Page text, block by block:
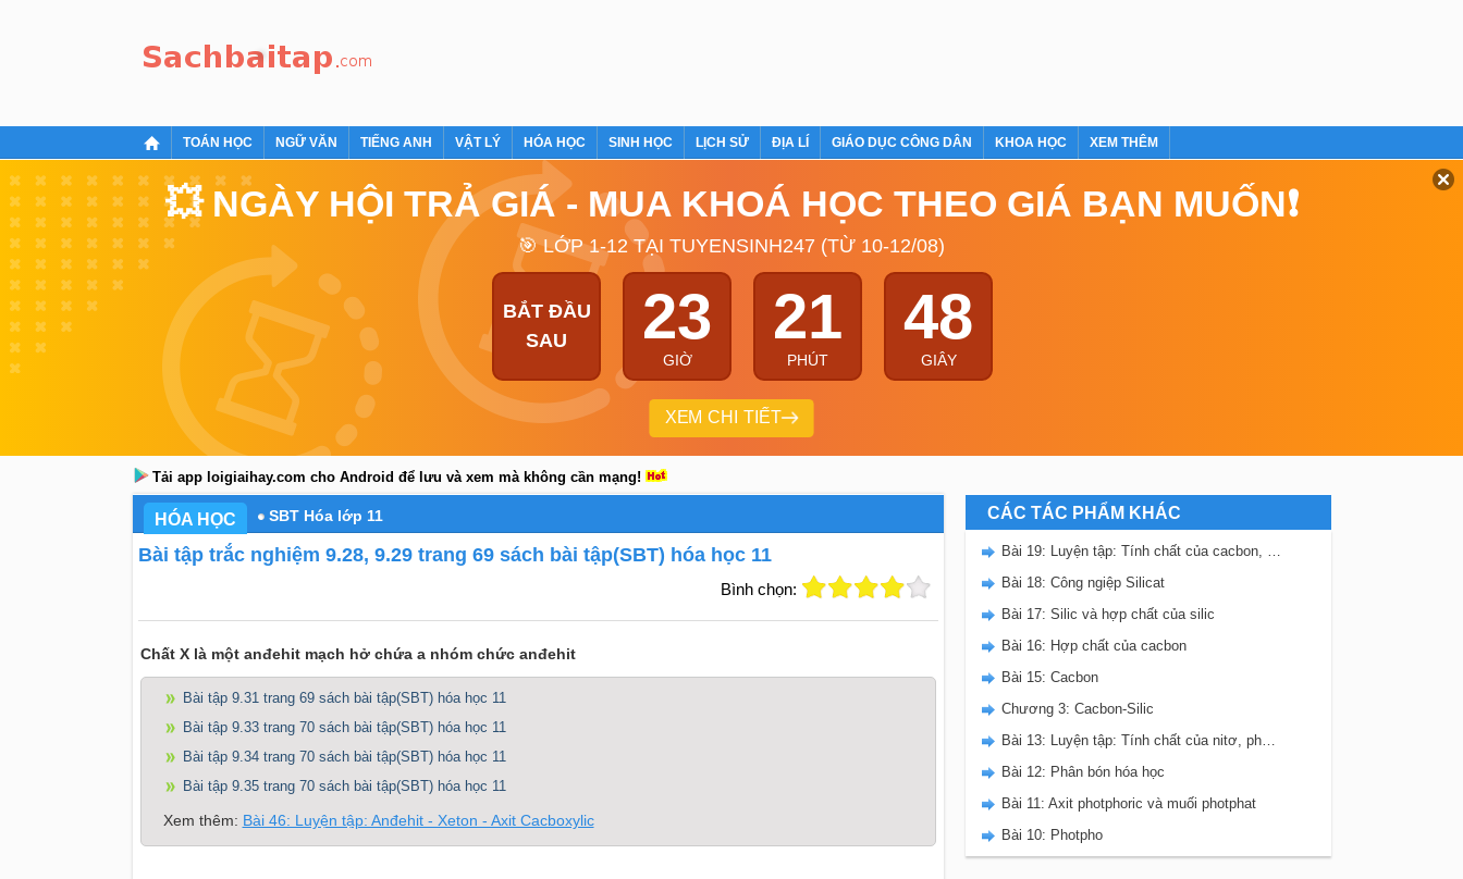
TOÁN HỌC NGỮ VĂN TIẾNG ANH VẬT LÝ HÓA HỌC SINH HỌC LỊCH SỬ ĐỊA LÍ GIÁO DỤC CÔNG DÂN KHOA HỌC XEM THÊM
💥 NGÀY HỘI TRẢ GIÁ - MUA KHOÁ HỌC THEO GIÁ BẠN MUỐN❗
🎯 LỚP 1-12 TẠI TUYENSINH247 (TỪ 10-12/08)
BẮT ĐẦU
SAU
23
GIỜ
21
PHÚT
47
GIÂY
XEM CHI TIẾT
Tải app loigiaihay.com cho Android để lưu và xem mà không cần mạng!
HÓA HỌC SBT Hóa lớp 11
Bài tập trắc nghiệm 9.28, 9.29 trang 69 sách bài tập(SBT) hóa học 11
Bình chọn:
Chất X là một anđehit mạch hở chứa a nhóm chức anđehit
Bài tập 9.31 trang 69 sách bài tập(SBT) hóa học 11
Bài tập 9.33 trang 70 sách bài tập(SBT) hóa học 11
Bài tập 9.34 trang 70 sách bài tập(SBT) hóa học 11
Bài tập 9.35 trang 70 sách bài tập(SBT) hóa học 11
Xem thêm: Bài 46: Luyện tập: Anđehit - Xeton - Axit Cacboxylic
CÁC TÁC PHẨM KHÁC
Bài 19: Luyện tập: Tính chất của cacbon, silic và các hợp chất của chúng
Bài 18: Công ngiệp Silicat
Bài 17: Silic và hợp chất của silic
Bài 16: Hợp chất của cacbon
Bài 15: Cacbon
Chương 3: Cacbon-Silic
Bài 13: Luyện tập: Tính chất của nitơ, photpho và các hợp chất của chúng
Bài 12: Phân bón hóa học
Bài 11: Axit photphoric và muối photphat
Bài 10: Photpho